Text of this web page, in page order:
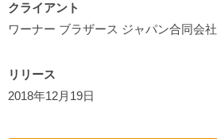
クライアント
ワーナー ブラザース ジャパン合同会社
リリース
2018年12月19日